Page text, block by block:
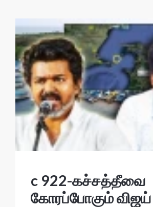
c 922-கச்சத்தீவை
கோரப்போகும் விஜய்